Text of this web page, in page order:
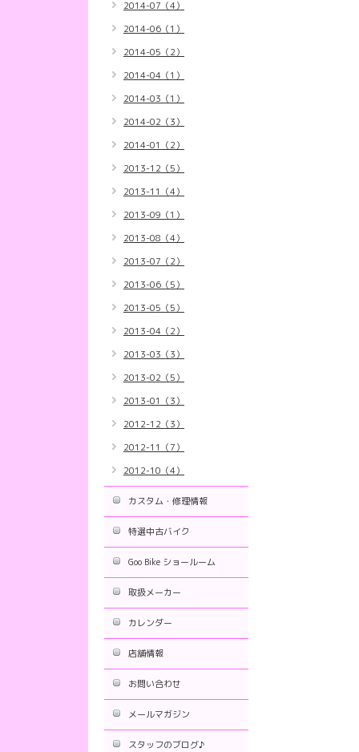
2014-07（4）
2014-06（1）
2014-05（2）
2014-04（1）
2014-03（1）
2014-02（3）
2014-01（2）
2013-12（5）
2013-11（4）
2013-09（1）
2013-08（4）
2013-07（2）
2013-06（5）
2013-05（5）
2013-04（2）
2013-03（3）
2013-02（5）
2013-01（3）
2012-12（3）
2012-11（7）
2012-10（4）
カスタム・修理情報
特選中古バイク
Goo Bike ショールーム
取扱メーカー
カレンダー
店舗情報
お問い合わせ
メールマガジン
スタッフのブログ♪